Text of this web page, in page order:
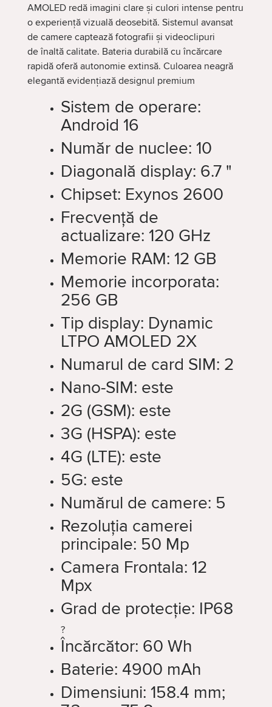
AMOLED redă imagini clare și culori intense pentru
o experiență vizuală deosebită. Sistemul avansat
de camere captează fotografii și videoclipuri
de înaltă calitate. Bateria durabilă cu încărcare
rapidă oferă autonomie extinsă. Culoarea neagră
elegantă evidențiază designul premium
Sistem de operare:
Android 16
Număr de nuclee: 10
Diagonală display: 6.7 "
Chipset: Exynos 2600
Frecvență de
actualizare: 120 GHz
Memorie RAM: 12 GB
Memorie incorporata:
256 GB
Tip display: Dynamic
LTPO AMOLED 2X
Numarul de card SIM: 2
Nano-SIM: este
2G (GSM): este
3G (HSPA): este
4G (LTE): este
5G: este
Numărul de camere: 5
Rezoluția camerei
principale: 50 Mp
Camera Frontala: 12
Mpx
Grad de protecție: IP68
?
Încărcător: 60 Wh
Baterie: 4900 mAh
Dimensiuni: 158.4 mm;